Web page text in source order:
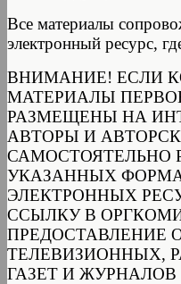
Все материалы
электронный ресурс,
ВНИМАНИЕ! ЕСЛИ
МАТЕРИАЛЫ
РАЗМЕЩЕНЫ НА
АВТОРЫ И
САМОСТОЯТЕЛЬНО
УКАЗАННЫХ
ЭЛЕКТРОННЫХ
ССЫЛКУ В
ПРЕДОСТАВЛЕНИЕ
ТЕЛЕВИЗИОННЫХ,
ГАЗЕТ И ЖУРНАЛОВ